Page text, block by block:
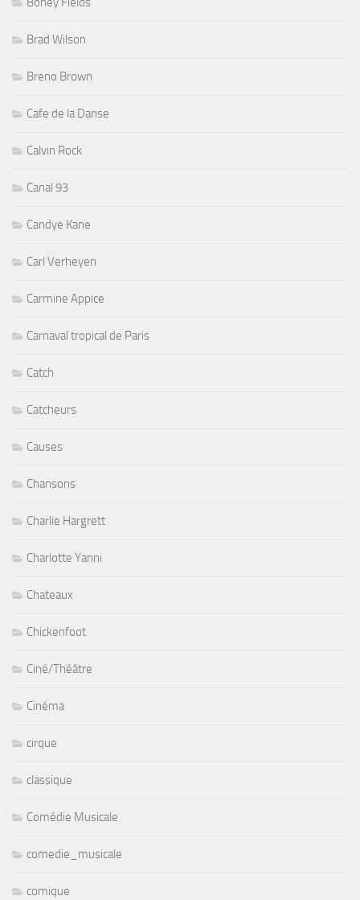
Brad Wilson
Breno Brown
Cafe de la Danse
Calvin Rock
Canal 93
Candye Kane
Carl Verheyen
Carmine Appice
Carnaval tropical de Paris
Catch
Catcheurs
Causes
Chansons
Charlie Hargrett
Charlotte Yanni
Chateaux
Chickenfoot
Ciné/Théâtre
Cinéma
cirque
classique
Comédie Musicale
comedie_musicale
comique